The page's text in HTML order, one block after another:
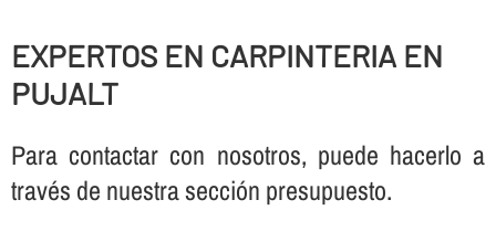
EXPERTOS EN CARPINTERIA EN
PUJALT
Para contactar con nosotros, puede hacerlo a
través de nuestra sección presupuesto.